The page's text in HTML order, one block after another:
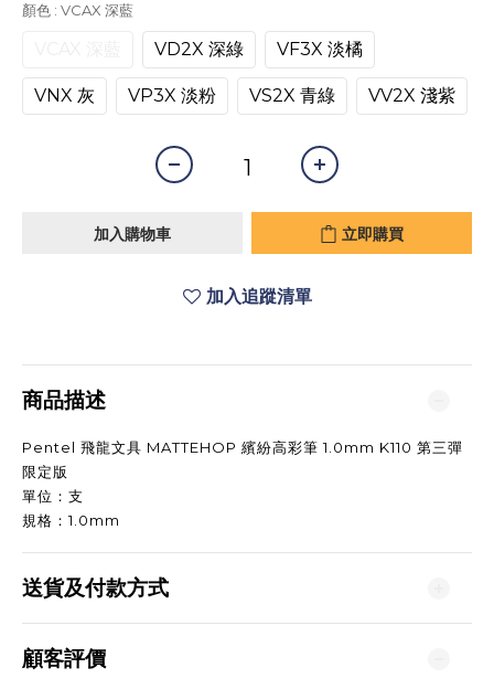
顏色 : VCAX 深藍
VD2X 深綠 VF3X 淡橘
VNX 灰 VP3X 淡粉 VS2X 青綠 VV2X 淺紫
加入購物車 立即購買
加入追蹤清單
商品描述
Pentel 飛龍文具 MATTEHOP 繽紛高彩筆 1.0mm K110 第三彈
限定版
單位：支
規格：1.0mm
送貨及付款方式
顧客評價